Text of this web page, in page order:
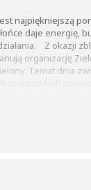
najpiękniejszą
daje energię,
Z okazji
organizację
Temat dnia
przybywaj.